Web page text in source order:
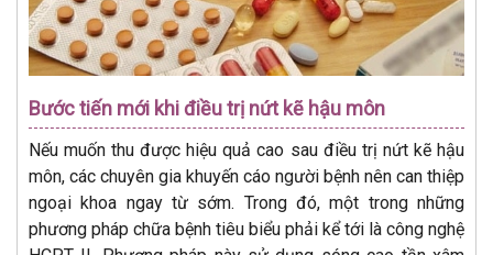
Bước tiến mới khi điều trị nứt kẽ hậu môn
Nếu muốn thu được hiệu quả cao sau điều trị nứt kẽ hậu
môn, các chuyên gia khuyến cáo người bệnh nên can thiệp
ngoại khoa ngay từ sớm. Trong đó, một trong những
phương pháp chữa bệnh tiêu biểu phải kể tới là công nghệ